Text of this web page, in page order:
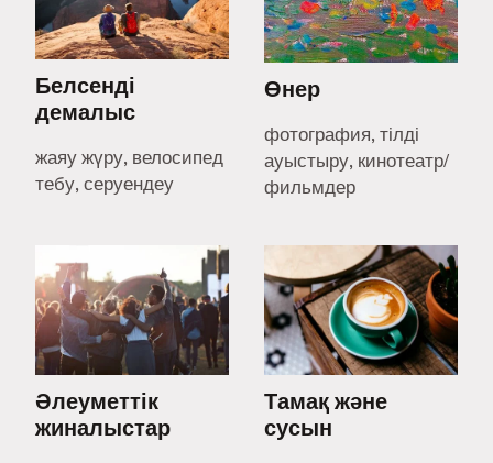
Белсенді
демалыс
жаяу жүру, велосипед
тебу, серуендеу
Өнер
фотография, тілді
ауыстыру, кинотеатр/
фильмдер
Әлеуметтік
жиналыстар
Тамақ және
сусын